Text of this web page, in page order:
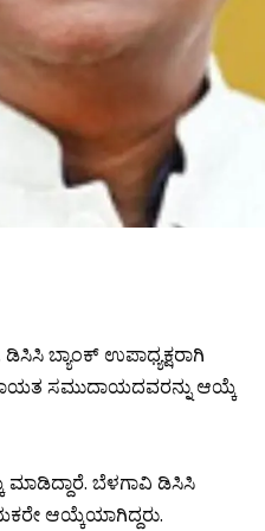
ಬ್ಯಾಂಕ್ ಉಪಾಧ್ಯಕ್ಷರಾಗಿ
ಸಮುದಾಯದವರನ್ನು ಆಯ್ಕೆ
ಬೆಳಗಾವಿ ಡಿಸಿಸಿ
ಆಯ್ಕೆಯಾಗಿದ್ದರು.